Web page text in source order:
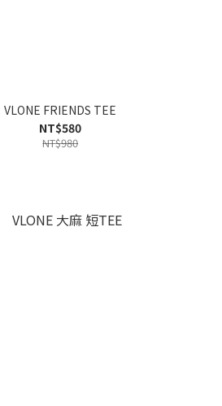
VLONE FRIENDS TEE
NT$580
NT$980